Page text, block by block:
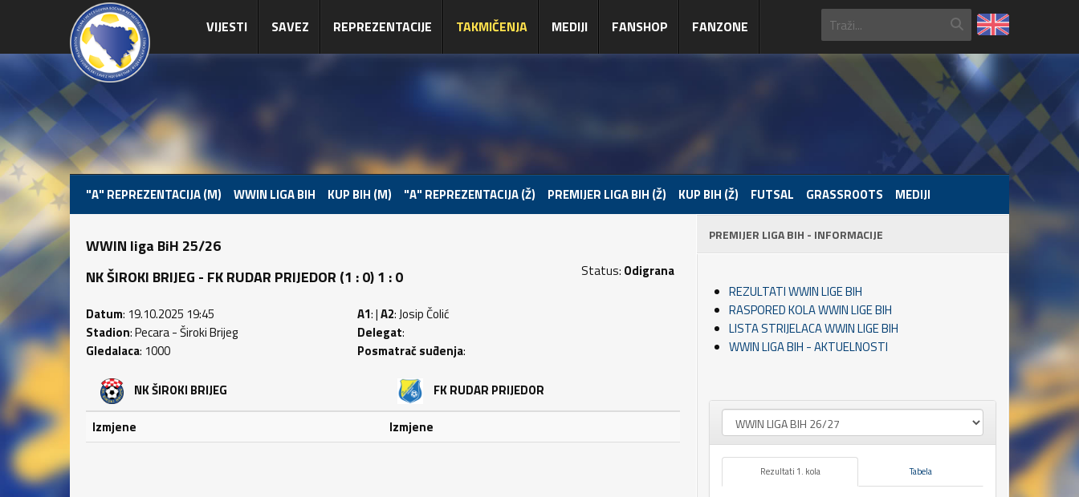
VIJESTI SAVEZ REPREZENTACIJE TAKMIČENJA MEDIJI FANSHOP FANZONE
"A" REPREZENTACIJA (M) WWIN LIGA BIH KUP BIH (M) "A" REPREZENTACIJA (Ž) PREMIJER LIGA BIH (Ž) KUP BIH (Ž) FUTSAL GRASSROOTS MEDIJI
WWIN liga BiH 25/26
NK ŠIROKI BRIJEG - FK RUDAR PRIJEDOR (1 : 0) 1 : 0
Status: Odigrana
Datum: 19.10.2025 19:45
Stadion: Pecara - Široki Brijeg
Gledalaca: 1000
A1: |A2: Josip Čolić
Delegat:
Posmatrač suđenja:
NK ŠIROKI BRIJEG
Izmjene
FK RUDAR PRIJEDOR
Izmjene
PREMIJER LIGA BIH - INFORMACIJE
REZULTATI WWIN LIGE BIH
RASPORED KOLA WWIN LIGE BIH
LISTA STRIJELACA WWIN LIGE BIH
WWIN LIGA BIH - AKTUELNOSTI
Rezultati 1. kola Tabela